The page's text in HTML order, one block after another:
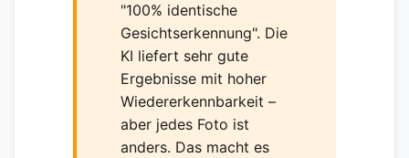
"100% identische
Gesichtserkennung". Die
KI liefert sehr gute
Ergebnisse mit hoher
Wiedererkennbarkeit –
aber jedes Foto ist
anders. Das macht es